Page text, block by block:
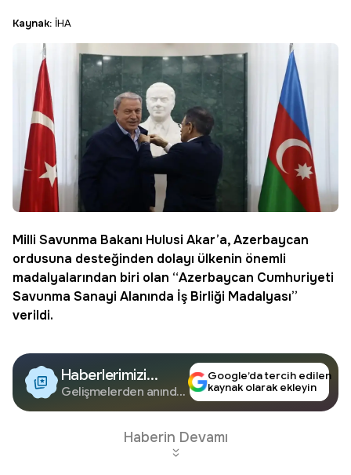
Kaynak: İHA
Milli Savunma Bakanı Hulusi Akar’a,Azerbaycan
ordusuna desteğinden dolayı ülkenin önemli
madalyalarından biri olan “Azerbaycan Cumhuriyeti
Savunma Sanayi Alanında İş Birliği Madalyası”
verildi.
Haberlerimizi
Google'da Takip
Edin
Gelişmelerden anında
Google’da tercih edilen
kaynak olarak ekleyin
Haberin Devamı